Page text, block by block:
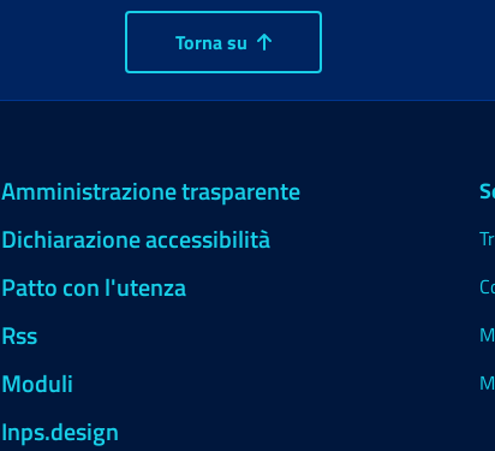
Torna su
Amministrazione trasparente
Dichiarazione accessibilità
Patto con l'utenza
Rss
Moduli
Inps.design